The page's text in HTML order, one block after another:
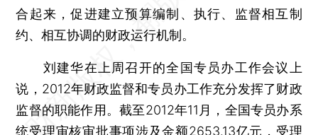
合起来，促进建立预算编制、执行、监督相互制
约、相互协调的财政运行机制。
刘建华在上周召开的全国专员办工作会议上
说，2012年财政监督和专员办工作充分发挥了财政
监督的职能作用。截至2012年11月，全国专员办系
统受理审核审批事项涉及金额2653.13亿元，受理